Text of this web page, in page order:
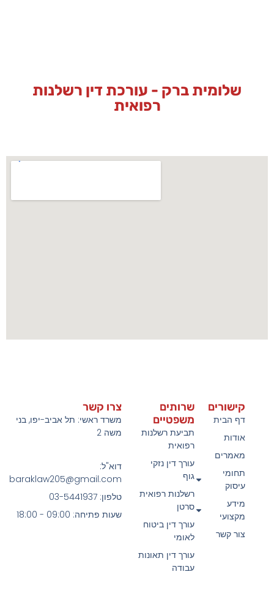
שלומית ברק - עורכת דין רשלנות
רפואית
שרותים
משפטיים
תביעת רשלנות
רפואית
עורך דין נזקי
גוף
רשלנות רפואית
סרטן
עורך דין ביטוח
לאומי
עורך דין תאונות
עבודה
קישורים
דף הבית
אודות
מאמרים
תחומי
עיסוק
מידע
מקצועי
צור קשר
צרו קשר
משרד ראשי: תל אביב-יפו, בני
משה 2
דוא"ל:
baraklaw205@gmail.com
טלפון: 03-5441937
שעות פתיחה: 09:00 - 18:00